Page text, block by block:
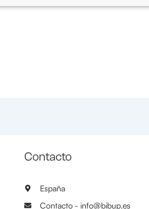
Contacto
España
Contacto - info@bibup.es